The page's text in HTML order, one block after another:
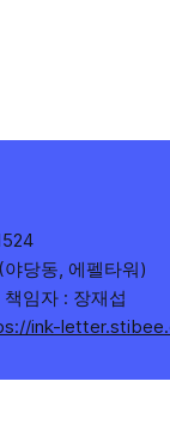
당동, 에펠타워)
임자 : 장재섭
ink-